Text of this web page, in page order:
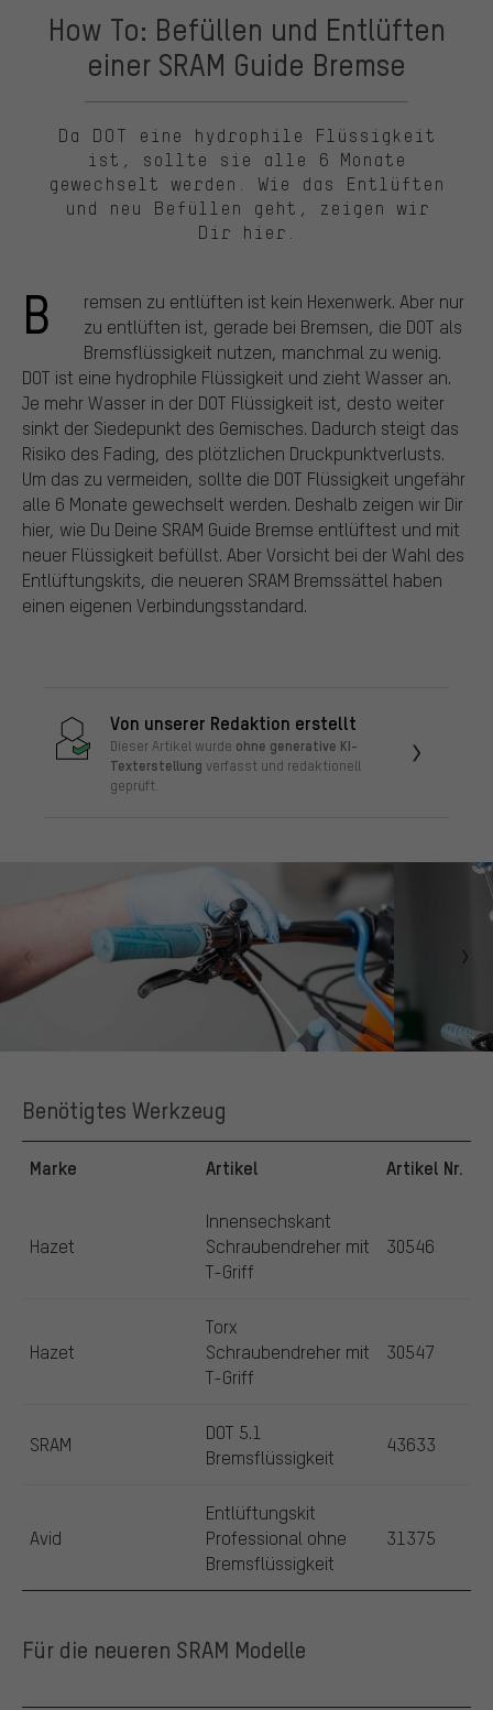
How To: Befüllen und Entlüften
einer SRAM Guide Bremse
Da DOT eine hydrophile Flüssigkeit
ist, sollte sie alle 6 Monate
gewechselt werden. Wie das Entlüften
und neu Befüllen geht, zeigen wir
Dir hier.
B
remsen zu entlüften ist kein Hexenwerk. Aber nur
zu entlüften ist, gerade bei Bremsen, die DOT als
Bremsflüssigkeit nutzen, manchmal zu wenig.
DOT ist eine hydrophile Flüssigkeit und zieht Wasser an.
Je mehr Wasser in der DOT Flüssigkeit ist, desto weiter
sinkt der Siedepunkt des Gemisches. Dadurch steigt das
Risiko des Fading, des plötzlichen Druckpunktverlusts.
Um das zu vermeiden, sollte die DOT Flüssigkeit ungefähr
alle 6 Monate gewechselt werden. Deshalb zeigen wir Dir
hier, wie Du Deine SRAM Guide Bremse entlüftest und mit
neuer Flüssigkeit befüllst. Aber Vorsicht bei der Wahl des
Entlüftungskits, die neueren SRAM Bremssättel haben
einen eigenen Verbindungsstandard.
Von unserer Redaktion erstellt
Dieser Artikel wurde ohne generative KI-
Texterstellung verfasst und redaktionell
geprüft.
Benötigtes Werkzeug
Marke Artikel Artikel Nr.
Hazet
Innensechskant
Schraubendreher mit
T-Griff
30546
Hazet
Torx
Schraubendreher mit
T-Griff
30547
SRAM
DOT 5.1
Bremsflüssigkeit
43633
Avid
Entlüftungskit
Professional ohne
Bremsflüssigkeit
31375
Für die neueren SRAM Modelle